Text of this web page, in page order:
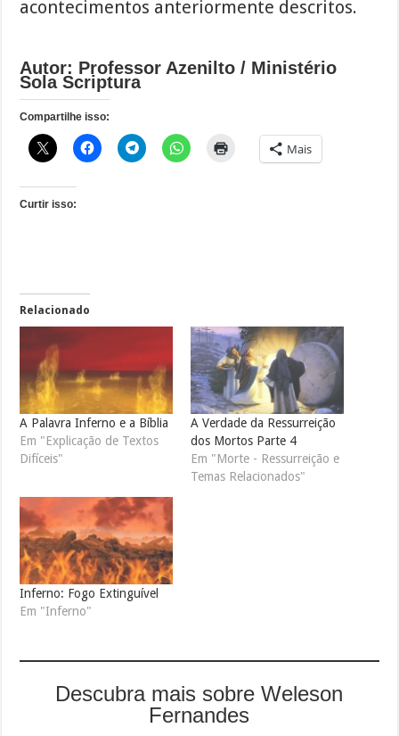
acontecimentos anteriormente descritos.
Autor: Professor Azenilto / Ministério
Sola Scriptura
Compartilhe isso:
Mais
Curtir isso:
Relacionado
A Palavra Inferno e a Bíblia
Em "Explicação de Textos
Difíceis"
A Verdade da Ressurreição
dos Mortos Parte 4
Em "Morte - Ressurreição e
Temas Relacionados"
Inferno: Fogo Extinguível
Em "Inferno"
Descubra mais sobre Weleson
Fernandes